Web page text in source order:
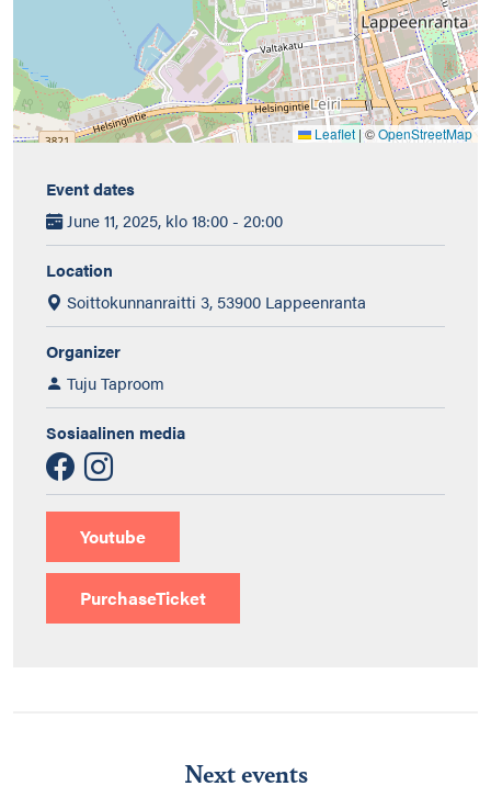
Leaflet |©OpenStreetMap
Event dates
June 11, 2025, klo 18:00 - 20:00
Location
Soittokunnanraitti 3, 53900 Lappeenranta
Organizer
Tuju Taproom
Sosiaalinen media
Youtube
PurchaseTicket
Next events